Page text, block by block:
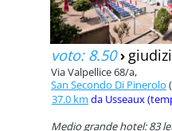
voto: 8.50›
Via Valpellice 68/a,
San Secondo Di Pinerolo
37.0 km da Usseaux
Medio grande hotel: 83